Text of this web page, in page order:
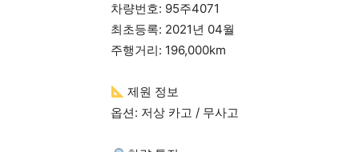
차량번호: 95주4071
최초등록: 2021년 04월
주행거리: 196,000km
제원 정보
옵션: 저상 카고 / 무사고